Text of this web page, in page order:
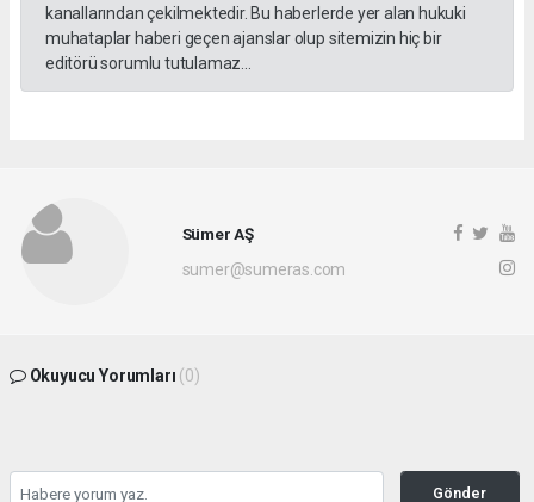
kanallarından çekilmektedir. Bu haberlerde yer alan hukuki
muhataplar haberi geçen ajanslar olup sitemizin hiç bir
editörü sorumlu tutulamaz...
Sümer AŞ
sumer@sumeras.com
Okuyucu Yorumları (0)
Gönder